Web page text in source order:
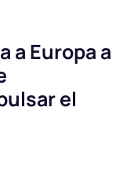
a Europa a
el